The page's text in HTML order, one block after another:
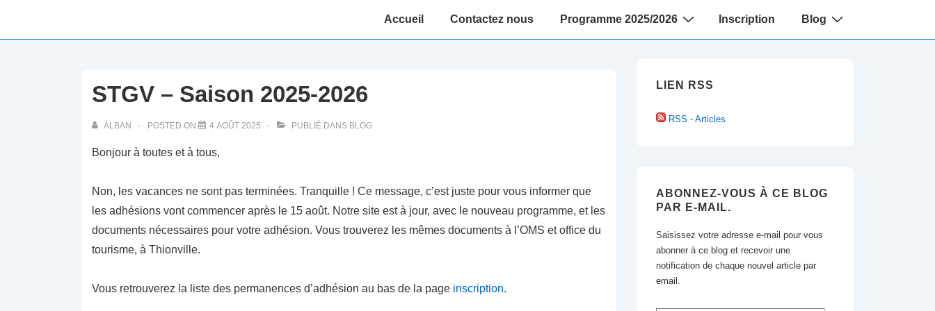
Main
Accueil Contactez nous Programme 2025/2026 Inscription Blog
STGV – Saison 2025-2026
ALBAN POSTED ON 4 AOÛT 2025 PUBLIÉ DANS BLOG
Bonjour à toutes et à tous,
Non, les vacances ne sont pas terminées. Tranquille ! Ce message, c’est juste pour vous informer que
les adhésions vont commencer après le 15 août. Notre site est à jour, avec le nouveau programme, et les
documents nécessaires pour votre adhésion. Vous trouverez les mêmes documents à l’OMS et office du
tourisme, à Thionville.
Vous retrouverez la liste des permanences d’adhésion au bas de la page inscription.
LIEN RSS
RSS - Articles
ABONNEZ-VOUS À CE BLOG
PAR E-MAIL.
Saisissez votre adresse e-mail pour vous
abonner à ce blog et recevoir une
notification de chaque nouvel article par
email.